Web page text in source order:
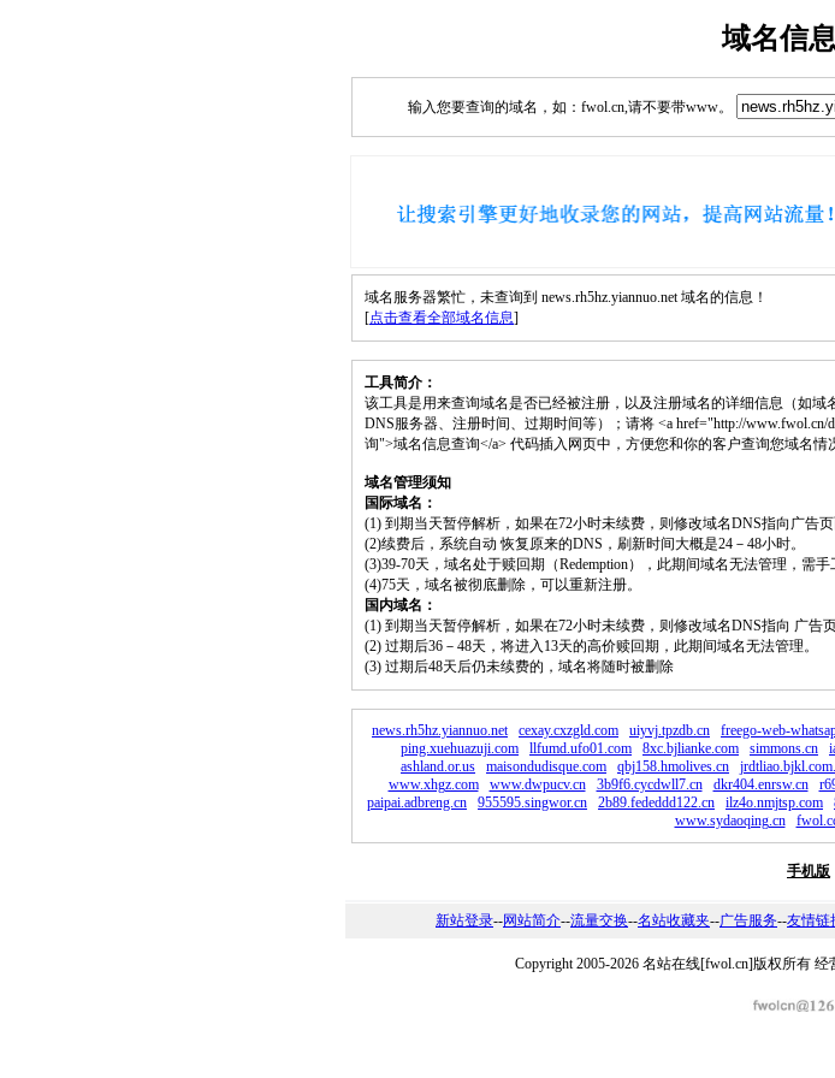
域名信
输入您要查询的域名，如：fwol.cn,请不要带www。
域名服务器繁忙，未查询到 news.rh5hz.yiannuo.net 域名的信息！
[点击查看全部域名信息]
工具简介：
该工具是用来查询域名是否已经被注册，以及注册域名的详细信息（如
DNS服务器、注册时间、过期时间等）；请将 <a href="http://www.fwol.cn/
询">域名信息查询</a> 代码插入网页中，方便您和你的客户查询您域名情
域名管理须知
国际域名：
(1) 到期当天暂停解析，如果在72小时未续费，则修改域名DNS指向广告
(2)续费后，系统自动 恢复原来的DNS，刷新时间大概是24－48小时。
(3)39-70天，域名处于赎回期（Redemption），此期间域名无法管理，需手
(4)75天，域名被彻底删除，可以重新注册。
国内域名：
(1) 到期当天暂停解析，如果在72小时未续费，则修改域名DNS指向 广告
(2) 过期后36－48天，将进入13天的高价赎回期，此期间域名无法管理。
(3) 过期后48天后仍未续费的，域名将随时被删除
news.rh5hz.yiannuo.net cexay.cxzgld.com uiyvj.tpzdb.cn freego-web-
ping.xuehuazuji.com
llfumd.ufo01.com 8xc.bjlianke.com simmons.cn
ashland.or.us
maisondudisque.com qbj158.hmolives.cn
www.xhgz.com
www.dwpucv.cn 3b9f6.cycdwll7.cn dkr404.enrsw.cn
paipai.adbreng.cn
955595.singwor.cn 2b89.fededdd122.cn ilz4o.nmjtsp.com
www.sydaoqing.cn
手机版
新站登录--网站简介--流量交换--名站收藏夹--广告服务--友情链
Copyright 2005-2026 名站在线[fwol.cn]版权所有 经